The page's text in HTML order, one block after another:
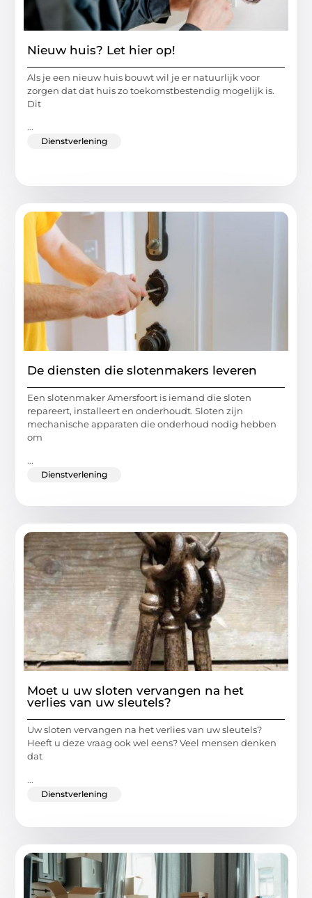
Nieuw huis? Let hier op!
Als je een nieuw huis bouwt wil je er natuurlijk voor
zorgen dat dat huis zo toekomstbestendig mogelijk is.
Dit
...
Dienstverlening
De diensten die slotenmakers leveren
Een slotenmaker Amersfoort is iemand die sloten
repareert, installeert en onderhoudt. Sloten zijn
mechanische apparaten die onderhoud nodig hebben
om
...
Dienstverlening
Moet u uw sloten vervangen na het
verlies van uw sleutels?
Uw sloten vervangen na het verlies van uw sleutels?
Heeft u deze vraag ook wel eens? Veel mensen denken
dat
...
Dienstverlening